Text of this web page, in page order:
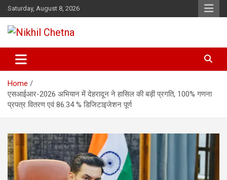
Skip
to
content
Saturday, August 8, 2026
Nikhil Chetna
Home
एसआईआर-2026 अभियान में देहरादून ने हासिल की बड़ी प्रगति, 100% गणना
प्रपत्र वितरण एवं 86.34 % डिजिटाइजेशन पूर्ण